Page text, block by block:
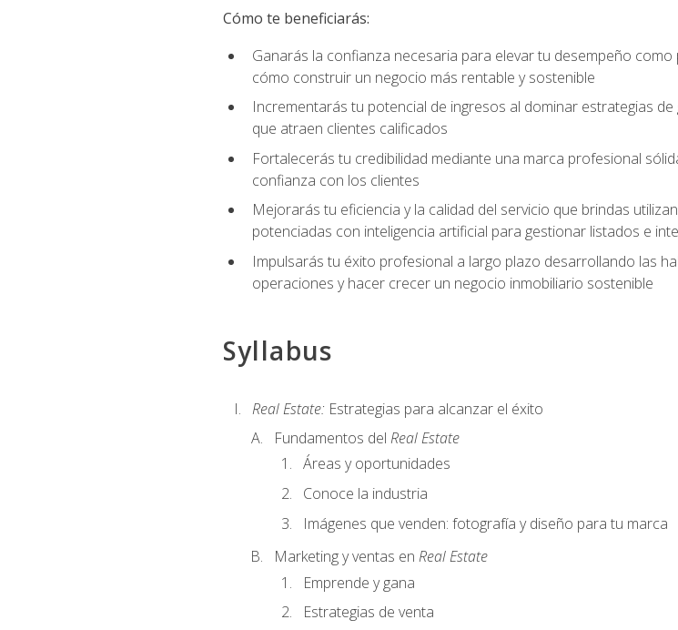
Cómo te beneficiarás:
Ganarás la confianza necesaria para elevar tu desempeño
cómo construir un negocio más rentable y sostenible
Incrementarás tu potencial de ingresos al dominar estrategias
que atraen clientes calificados
Fortalecerás tu credibilidad mediante una marca profesional
confianza con los clientes
Mejorarás tu eficiencia y la calidad del servicio que brindas
potenciadas con inteligencia artificial para gestionar listados e
Impulsarás tu éxito profesional a largo plazo desarrollando las
operaciones y hacer crecer un negocio inmobiliario sostenible
Syllabus
Real Estate: Estrategias para alcanzar el éxito
Fundamentos del Real Estate
Áreas y oportunidades
Conoce la industria
Imágenes que venden: fotografía y diseño para tu marca
Marketing y ventas en Real Estate
Emprende y gana
Estrategias de venta